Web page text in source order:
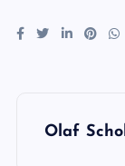
Olaf